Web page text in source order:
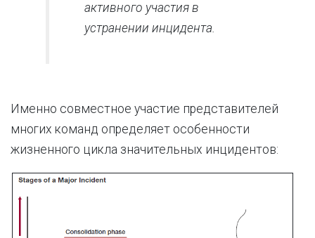
активного участия в
устранении инцидента.
Именно совместное участие представителей
многих команд определяет особенности
жизненного цикла значительных инцидентов: